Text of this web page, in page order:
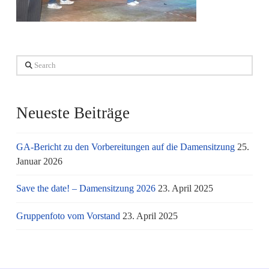
Search
Neueste Beiträge
GA-Bericht zu den Vorbereitungen auf die Damensitzung 25.
Januar 2026
Save the date! – Damensitzung 2026 23. April 2025
Gruppenfoto vom Vorstand 23. April 2025